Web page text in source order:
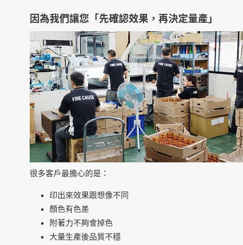
因為我們讓您「先確認效果，再決定量產」
很多客戶最擔心的是：
印出來效果跟想像不同
顏色有色差
附著力不夠會掉色
大量生產後品質不穩